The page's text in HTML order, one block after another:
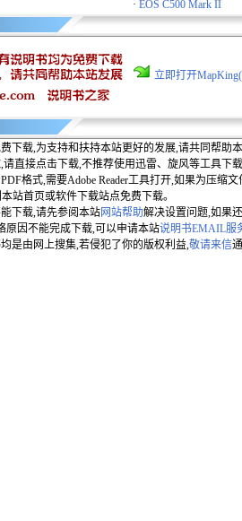
· EOS C500 Mark II
立即打开
下载,为支持和扶持本站更好的发展,请共同帮助
直接点击下载,不推荐使用迅雷、旋风等工具下
格式,需要Adobe Reader工具打开,如果为压缩
站首页或软件下载站点免费下载。
下载,请先参阅本站网站帮助解决设置问题,如果
原因不能完成下载,可以申请本站说明书EMAIL服
是由网上搜集,若侵犯了你的版权利益,敬请来信